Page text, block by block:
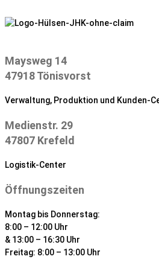
Inhalt
Maysweg 14
47918 Tönisvorst
Verwaltung, Produktion und Kunden-
Medienstr. 29
47807 Krefeld
Logistik-Center
Öffnungszeiten
Montag bis Donnerstag:
8:00 – 12:00 Uhr
& 13:00 – 16:30 Uhr
Freitag: 8:00 – 13:00 Uhr